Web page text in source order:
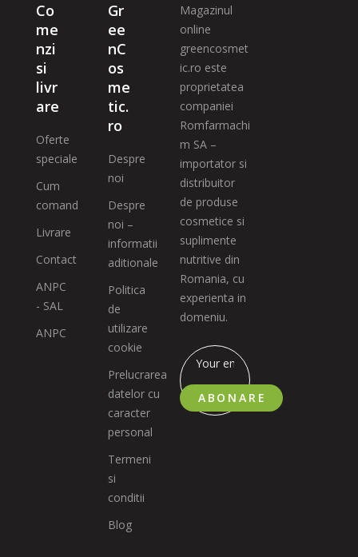
Co
me
nzi
si
livr
are
Oferte
speciale
Cum
comand
Livrare
Contact
ANPC
- SAL
ANPC
Gr
ee
nC
os
me
tic.
ro
Despre
noi
Despre
noi –
informatii
aditionale
Politica
de
utilizare
cookie
Prelucrarea
datelor cu
caracter
personal
Termeni
si
conditii
Blog
Magazinul
online
greencosmet
ic.ro este
proprietatea
companiei
Romfarmachi
m SA –
importator si
distribuitor
de produse
cosmetice si
suplimente
nutritive din
Romania, cu
experienta in
domeniu.
ABONARE